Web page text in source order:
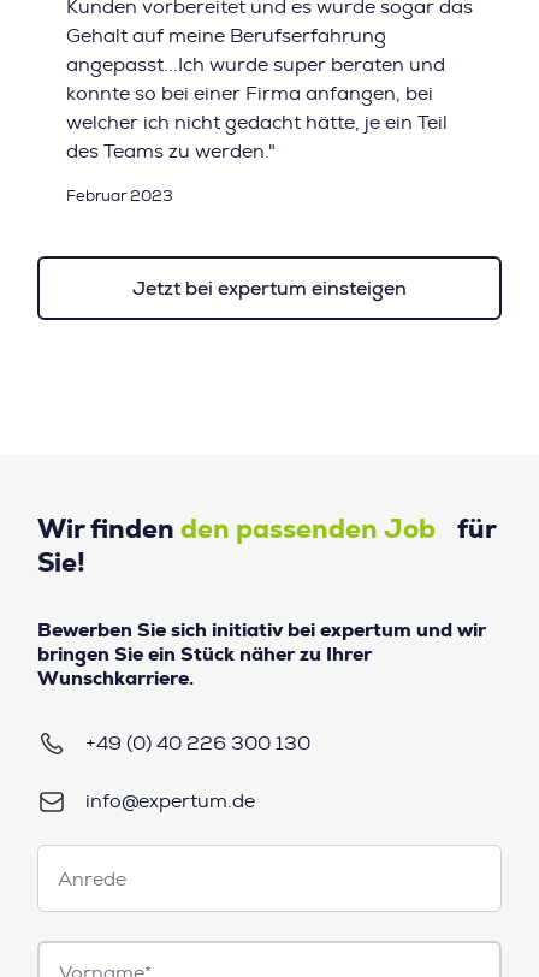
Kunden vorbereitet und es wurde sogar das
Gehalt auf meine Berufserfahrung
angepasst...Ich wurde super beraten und
konnte so bei einer Firma anfangen, bei
welcher ich nicht gedacht hätte, je ein Teil
des Teams zu werden."
Februar 2023
Jetzt bei expertum einsteigen
Wir finden den passenden Job für
Sie!
Bewerben Sie sich initiativ bei expertum und wir
bringen Sie ein Stück näher zu Ihrer
Wunschkarriere.
+49 (0) 40 226 300 130
info@expertum.de
Anrede
Anrede
Vorname*